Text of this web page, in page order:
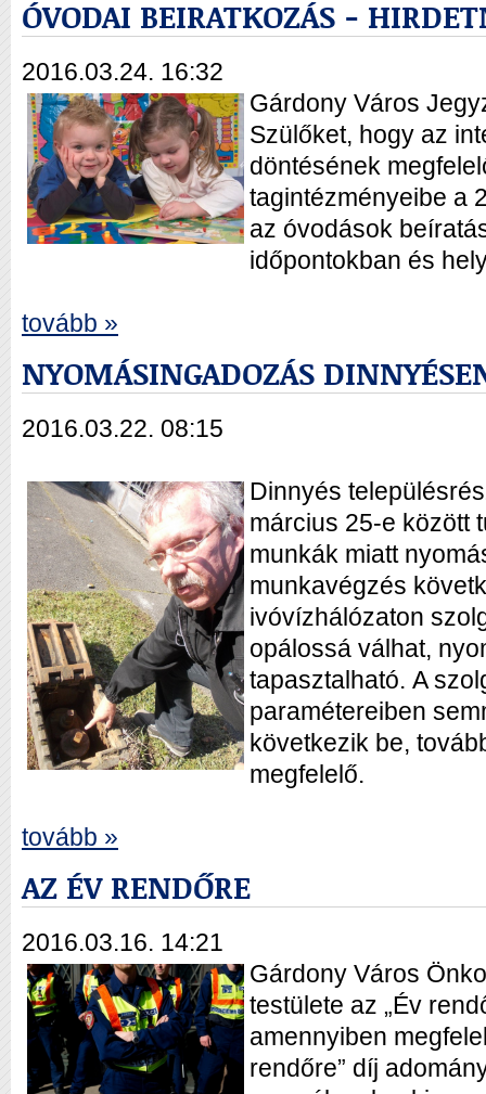
ÓVODAI BEIRATKOZÁS -
2016.03.24. 16:32
Gárdony Város
Szülőket, hogy az
döntésének
tagintézményeibe a
az óvodások
időpontokban és
tovább »
NYOMÁSINGADOZÁS
2016.03.22. 08:15
Dinnyés
március 25-e között
munkák miatt
munkavégzés
ivóvízhálózaton
opálossá válhat,
tapasztalható. A
paramétereiben
következik be,
megfelelő.
tovább »
AZ ÉV RENDŐRE
2016.03.16. 14:21
Gárdony Város
testülete az „Év
amennyiben
rendőre” díj